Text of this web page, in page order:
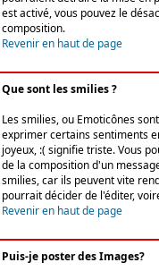
est activé, vous pouvez le
composition.
Revenir en haut de page
Que sont les smilies ?
Les smilies, ou Emoticônes
exprimer certains sentiments
joyeux, :( signifie triste. Vous
de la composition d'un
smilies, car ils peuvent vite
pourrait décider de l'éditer,
Revenir en haut de page
Puis-je poster des Images?